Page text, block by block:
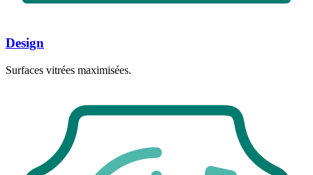
Design
Surfaces vitrées maximisées.